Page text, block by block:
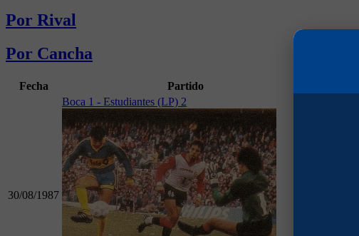
Por Rival
Por Cancha
Fecha Partido
30/08/1987
Boca 1 - Estudiantes (LP) 2